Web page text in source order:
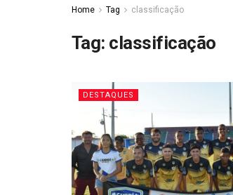
Home Tag classificação
Tag: classificação
DESTAQUES